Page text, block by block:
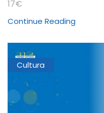
17€
Continue Reading
Cultura